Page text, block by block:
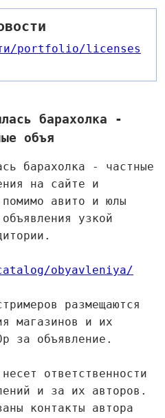
/portfolio/licenses
барахолка -
объя
барахолка - частные
на сайте и
авито и юлы
узкой
obyavleniya/
размещаются
магазинов и их
за объявление.
ответственности
и за их авторов.
контакты автора